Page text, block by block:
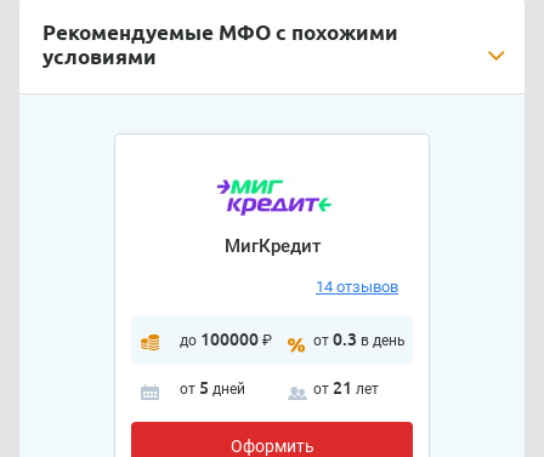
Рекомендуемые МФО с похожими
условиями
МигКредит
14 отзывов
до 100000₽ от 0.3 в день
от 5 дней от 21 лет
Оформить